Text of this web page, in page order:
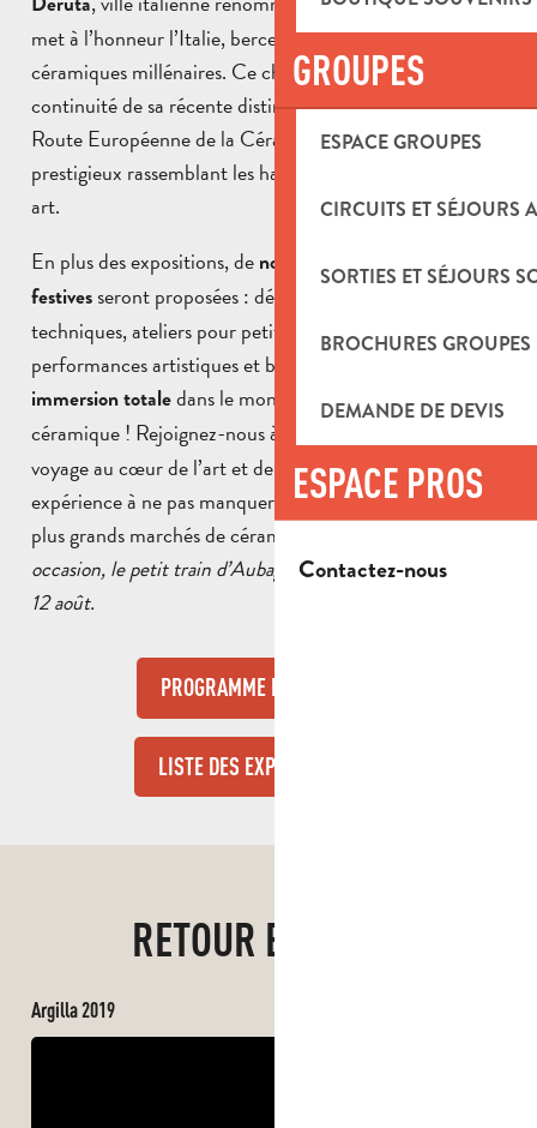
GROUPES
ESPACE GROUPES
CIRCUITS ET SÉJOURS
SORTIES ET SÉJOURS
BROCHURES GROUPES
DEMANDE DE DEVIS
ESPACE PROS
Contactez-nous
met à l’honneur l’Italie, berceau de traditions
céramiques millénaires. Ce choix s’inscrit dans la
continuité de sa récente distinction au sein du label de la
Route Européenne de la Céramique, un réseau
prestigieux rassemblant les hauts lieux européens de cet
art.
En plus des expositions, de nombreuses animations
festivesseront proposées : démonstrations de
techniques, ateliers pour petits et grands, conférences,
performances artistiques et bien plus encore. Une
immersion totaledans le monde fascinant de la
céramique ! Rejoignez-nous à
voyage au cœur de l’art et de la culture italienne. Une
expérience à ne pas manquer pour découvrir l’un des
plus grands marchés de céramique d’Europe !
occasion, le petit train d’Aubagne ne roulera pas du 8 au
12 août.
PROGRAMME ET PLAN
LISTE DES EXPOSANTS
RETOUR EN VIDÉO
Argilla 2019